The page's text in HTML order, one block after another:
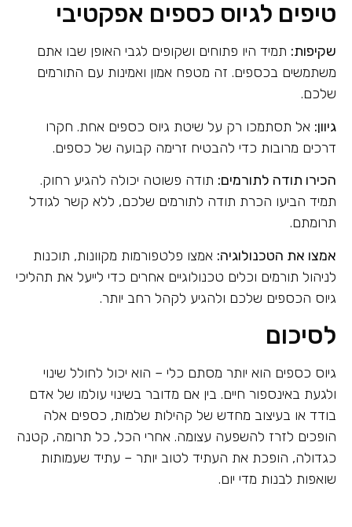
טיפים לגיוס כספים אפקטיבי
שקיפות: תמיד היו פתוחים ושקופים לגבי האופן שבו אתם
משתמשים בכספים. זה מטפח אמון ואמינות עם התורמים
שלכם.
גיוון: אל תסתמכו רק על שיטת גיוס כספים אחת. חקרו
דרכים מרובות כדי להבטיח זרימה קבועה של כספים.
הכירו תודה לתורמים: תודה פשוטה יכולה להגיע רחוק.
תמיד הביעו הכרת תודה לתורמים שלכם, ללא קשר לגודל
תרומתם.
אמצו את הטכנולוגיה: אמצו פלטפורמות מקוונות, תוכנות
לניהול תורמים וכלים טכנולוגיים אחרים כדי לייעל את תהליכי
גיוס הכספים שלכם ולהגיע לקהל רחב יותר.
לסיכום
גיוס כספים הוא יותר מסתם כלי – הוא יכול לחולל שינוי
ולגעת באינספור חיים. בין אם מדובר בשינוי עולמו של אדם
בודד או בעיצוב מחדש של קהילות שלמות, כספים אלה
הופכים לזרז להשפעה עצומה. אחרי הכל, כל תרומה, קטנה
כגדולה, הופכת את העתיד לטוב יותר – עתיד שעמותות
שואפות לבנות מדי יום.